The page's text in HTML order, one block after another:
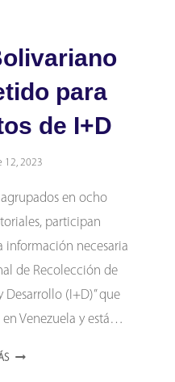
para
de I+D
12, 2023
agrupados en ocho
participan
información necesaria
de Recolección de
Desarrollo (I+D)” que
Venezuela y está…
GOBIERNO